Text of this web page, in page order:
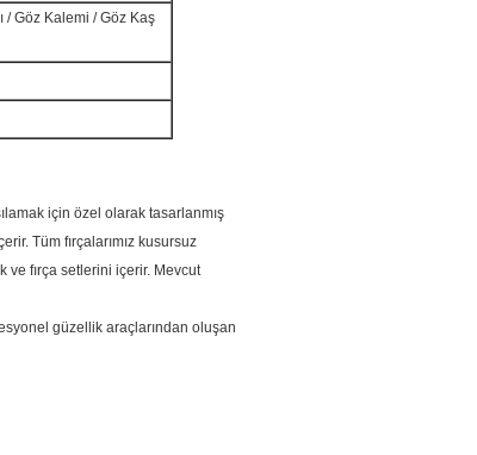
/ Göz Kalemi / Göz Kaş
için özel olarak tasarlanmış
Tüm fırçalarımız kusursuz
ve fırça setlerini içerir. Mevcut
güzellik araçlarından oluşan